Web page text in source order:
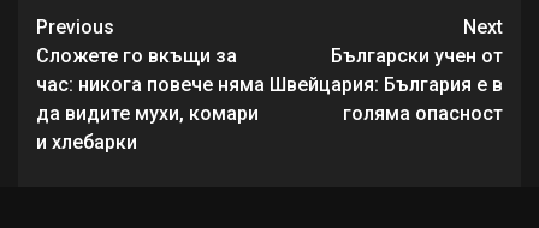
Continue
Reading
Previous
Сложете го вкъщи за
час: никога повече няма
да видите мухи, комари
и хлебарки
Next
Български учен от
Швейцария: България е в
голяма опасност